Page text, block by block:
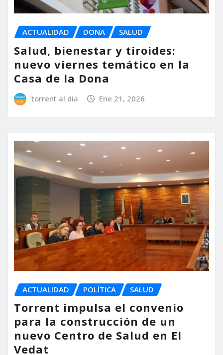
ACTUALIDAD DONA SALUD
Salud, bienestar y tiroides:
nuevo viernes temático en la
Casa de la Dona
torrent al dia Ene 21, 2026
ACTUALIDAD POLÍTICA SALUD
Torrent impulsa el convenio
para la construcción de un
nuevo Centro de Salud en El
Vedat